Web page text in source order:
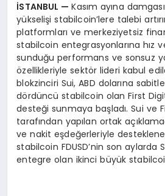
İSTANBUL —Kasım ayına
yükselişi stabilcoin’lere talebi
platformları ve merkeziyetsiz
stabilcoin entegrasyonlarına hız
sunduğu performans ve sonsuz
özellikleriyle sektör lideri kabul
blokzinciri Sui, ABD dolarına
dördüncü stabilcoin olan First
desteği sunmaya başladı. Sui ve
tarafından yapılan ortak
ve nakit eşdeğerleriyle
stabilcoin FDUSD’nin son aylarda
entegre olan ikinci büyük